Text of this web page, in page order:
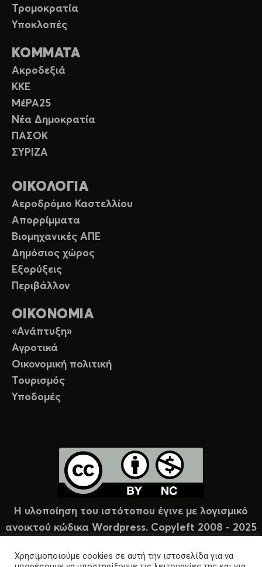
Τρομοκρατία
Υποκλοπές
ΚΟΜΜΑΤΑ
Ακροδεξιά
ΚΚΕ
ΜέΡΑ25
Νέα Δημοκρατία
ΠΑΣΟΚ
ΣΥΡΙΖΑ
ΟΙΚΟΛΟΓΙΑ
Αεροδρόμιο Καστελλίου
Απορρίμματα
Βιομηχανικές ΑΠΕ
Δημόσιος χώρος
Εξορύξεις
Περιβάλλον
ΟΙΚΟΝΟΜΙΑ
«Ανάπτυξη»
Αγροτικά
Οικονομική πολιτική
Τουρισμός
Υποδομές
Η υλοποίηση του ιστότοπου έγινε με λογισμικό
ανοικτού κώδικα Wordpress. Copyleft 2008 - 2025
Χρησιμοποιούμε cookies σε αυτή την ιστοσελίδα για να